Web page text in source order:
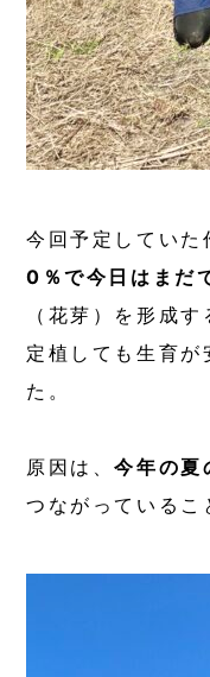
今回予定していた
0％で今日はまだ
（花芽）を形成
定植しても生育
た。
原因は、今年の夏
つながっているこ